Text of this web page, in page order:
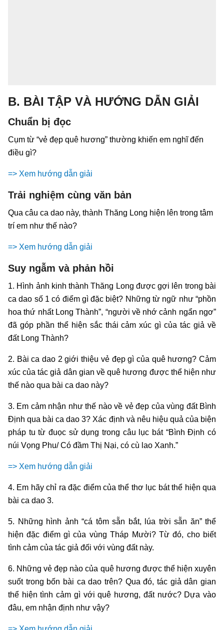
B. BÀI TẬP VÀ HƯỚNG DẪN GIẢI
Chuẩn bị đọc
Cụm từ “vẻ đẹp quê hương” thường khiến em nghĩ đến
điều gì?
=> Xem hướng dẫn giải
Trải nghiệm cùng văn bản
Qua câu ca dao này, thành Thăng Long hiện lên trong tâm
trí em như thế nào?
=> Xem hướng dẫn giải
Suy ngẫm và phản hồi
1. Hình ảnh kinh thành Thăng Long được gợi lên trong bài
ca dao số 1 có điểm gì đặc biệt? Những từ ngữ như “phồn
hoa thứ nhất Long Thành”, “người về nhớ cảnh ngẩn ngơ”
đã góp phần thể hiện sắc thái cảm xúc gì của tác giả về
đất Long Thành?
2. Bài ca dao 2 giới thiệu vẻ đẹp gì của quê hương? Cảm
xúc của tác giả dân gian về quê hương được thể hiện như
thế nào qua bài ca dao này?
3. Em cảm nhận như thế nào về vẻ đẹp của vùng đất Bình
Định qua bài ca dao 3? Xác định và nêu hiệu quả của biện
pháp tu từ đuọc sử dụng trong câu lục bát “Bình Định có
núi Vọng Phu/ Có đầm Thị Nại, có cù lao Xanh.”
=> Xem hướng dẫn giải
4. Em hãy chỉ ra đặc điểm của thể thơ lục bát thể hiện qua
bài ca dao 3.
5. Những hình ảnh “cá tôm sẵn bắt, lúa trời sẵn ăn” thể
hiện đặc điểm gì của vùng Tháp Mười? Từ đó, cho biết
tình cảm của tác giả đối với vùng đất này.
6. Những vẻ đẹp nào của quê hương được thể hiện xuyên
suốt trong bốn bài ca dao trên? Qua đó, tác giả dân gian
thể hiện tình cảm gì với quê hương, đất nước? Dựa vào
đâu, em nhận định như vậy?